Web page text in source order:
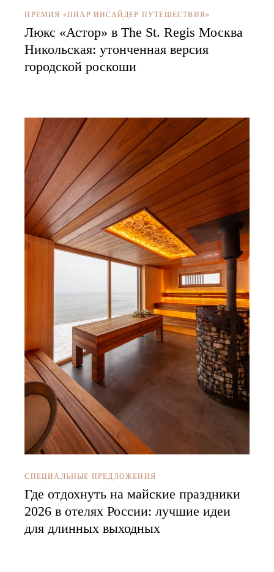
ПРЕМИЯ «ПИАР ИНСАЙДЕР ПУТЕШЕСТВИЯ»
Люкс «Астор» в The St. Regis Москва
Никольская: утонченная версия
городской роскоши
СПЕЦИАЛЬНЫЕ ПРЕДЛОЖЕНИЯ
Где отдохнуть на майские праздники
2026 в отелях России: лучшие идеи
для длинных выходных